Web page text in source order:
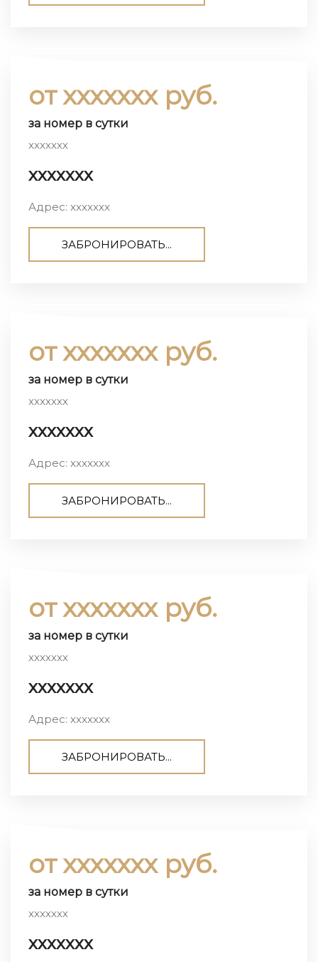
от ххххххх руб.
за номер в сутки
ххххххх
ххххххх
Адрес: ххххххх
ЗАБРОНИРОВАТЬ...
от ххххххх руб.
за номер в сутки
ххххххх
ххххххх
Адрес: ххххххх
ЗАБРОНИРОВАТЬ...
от ххххххх руб.
за номер в сутки
ххххххх
ххххххх
Адрес: ххххххх
ЗАБРОНИРОВАТЬ...
от ххххххх руб.
за номер в сутки
ххххххх
ххххххх